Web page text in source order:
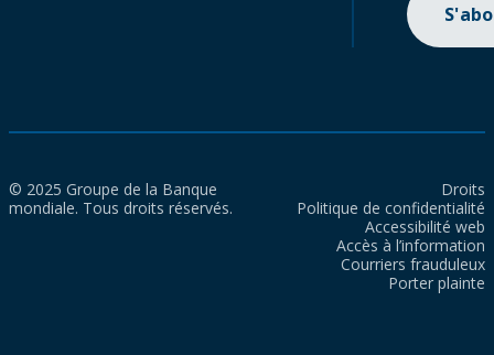
© 2025 Groupe de la Banque
mondiale. Tous droits réservés.
Droits
Politique de confidentialité
Accessibilité web
Accès à l’information
Courriers frauduleux
Porter plainte